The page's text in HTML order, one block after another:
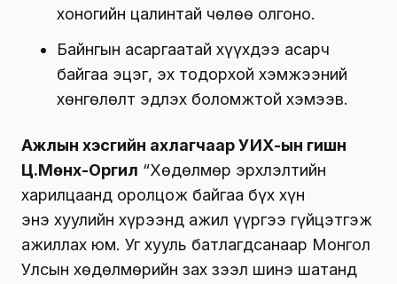
хоногийн цалинтай чөлөө олгоно.
Байнгын асаргаатай хүүхдээ асарч
байгаа эцэг, эх тодорхой хэмжээний
хөнгөлөлт эдлэх боломжтой хэмээв.
Ажлын хэсгийн ахлагчаар УИХ-ын гишүүн
Ц.Мөнх-Оргил “Хөдөлмөр эрхлэлтийн
харилцаанд оролцож байгаа бүх хүн
энэ хуулийн хүрээнд ажил үүргээ гүйцэтгэж
ажиллах юм. Уг хууль батлагдсанаар Монгол
Улсын хөдөлмөрийн зах зээл шинэ шатанд